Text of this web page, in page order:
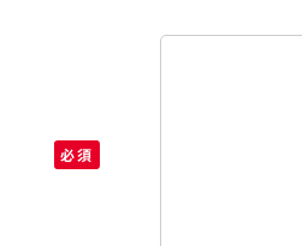
必須